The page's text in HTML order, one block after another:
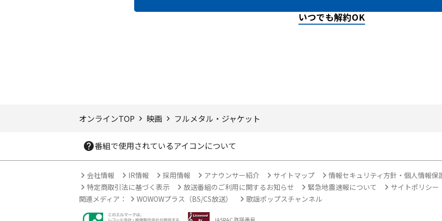
いつでも解約OK
オンラインTOP 映画 フルメタル・ジャケット
番組で使用されているアイコンについて
会社情報 IR情報 採用情報 アナウンサー紹介 サイトマップ 情報セキュリティ方針・個人情報保
特定商取引法に基づく表示
放送番組のご利用に関するお知らせ 緊急地震速報について
サイトポリシー
関連メディア：
WOWOWプラス（BS/CS放送） 歌謡ポップスチャンネル